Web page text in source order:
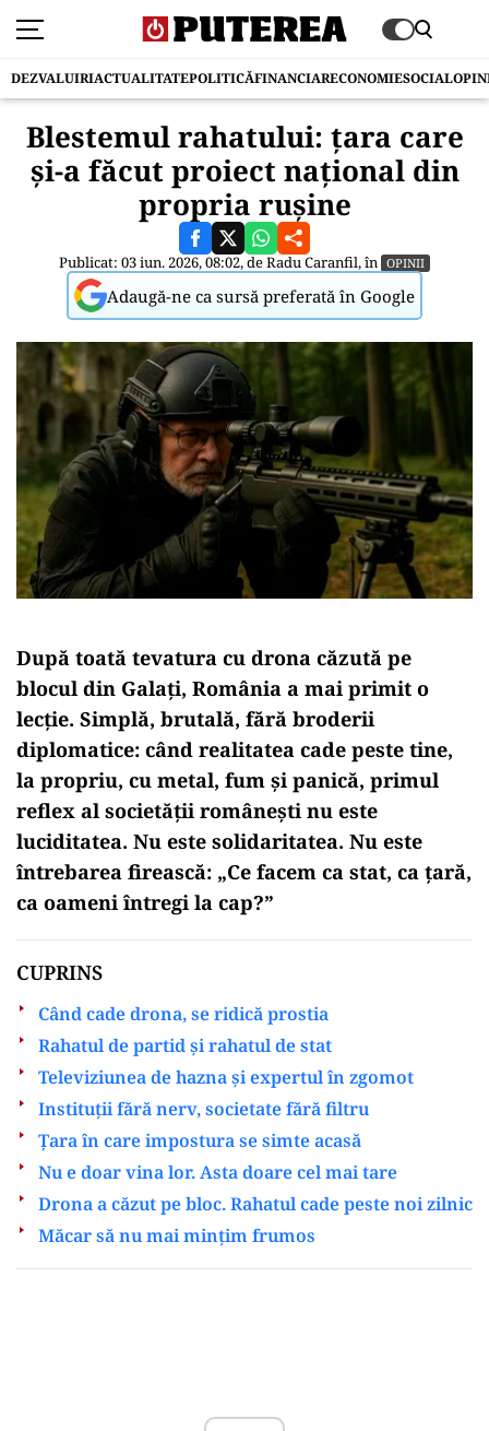
DEZVALUIRIACTUALITATEPOLITICĂFINANCIARECONOMIESOCIAL
Blestemul rahatului: țara care
și-a făcut proiect național din
propria rușine
Publicat: 03 iun. 2026, 08:02, deRadu Caranfil, în OPINII
Adaugă-ne ca sursă preferată în Google
După toată tevatura cu drona căzută pe
blocul din Galați, România a mai primit o
lecție. Simplă, brutală, fără broderii
diplomatice: când realitatea cade peste tine,
la propriu, cu metal, fum și panică, primul
reflex al societății românești nu este
luciditatea. Nu este solidaritatea. Nu este
întrebarea firească: „Ce facem ca stat, ca țară,
ca oameni întregi la cap?”
CUPRINS
Când cade drona, se ridică prostia
Rahatul de partid și rahatul de stat
Televiziunea de hazna și expertul în zgomot
Instituții fără nerv, societate fără filtru
Țara în care impostura se simte acasă
Nu e doar vina lor. Asta doare cel mai tare
Drona a căzut pe bloc. Rahatul cade peste noi zilnic
Măcar să nu mai mințim frumos